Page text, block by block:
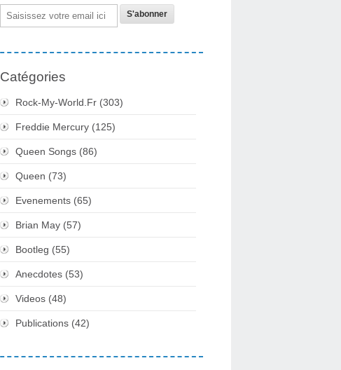
Email
Catégories
Rock-My-World.fr (303)
Freddie Mercury (125)
Queen Songs (86)
Queen (73)
Evenements (65)
Brian May (57)
Bootleg (55)
Anecdotes (53)
Videos (48)
Publications (42)